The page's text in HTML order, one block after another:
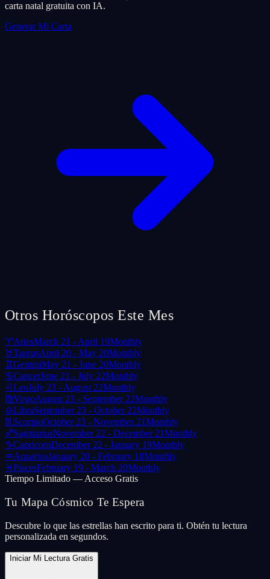
carta natal gratuita con IA.
Generar Mi Carta
Otros Horóscopos Este Mes
♈AriesMarch 21 - April 19Monthly
♉TaurusApril 20 - May 20Monthly
♊GeminiMay 21 - June 20Monthly
♋CancerJune 21 - July 22Monthly
♌LeoJuly 23 - August 22Monthly
♍VirgoAugust 23 - September 22Monthly
♎LibraSeptember 23 - October 22Monthly
♏ ScorpioOctober 23 - November 21Monthly
♐SagittariusNovember 22 - December 21Monthly
♑CapricornDecember 22 - January 19Monthly
♒AquariusJanuary 20 - February 18Monthly
♓PiscesFebruary 19 - March 20Monthly
Tiempo Limitado — Acceso Gratis
Tu Mapa Cósmico Te Espera
Descubre lo que las estrellas han escrito para ti. Obtén tu lectura
personalizada en segundos.
Iniciar Mi Lectura Gratis